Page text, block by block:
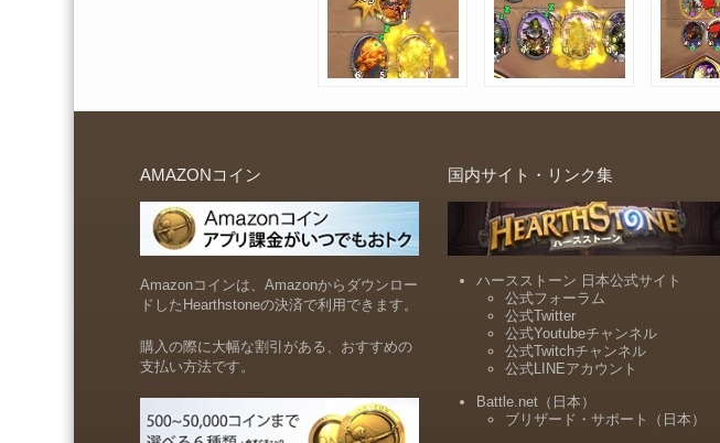
AMAZONコイン
Amazonコインは、Amazonからダウンロー
ドしたHearthstoneの決済で利用できます。
購入の際に大幅な割引がある、おすすめの
支払い方法です。
国内サイト・リンク集
ハースストーン 日本公式サイト
公式フォーラム
公式Twitter
公式Youtubeチャンネル
公式Twitchチャンネル
公式LINEアカウント
Battle.net（日本）
ブリザード・サポート（日本）